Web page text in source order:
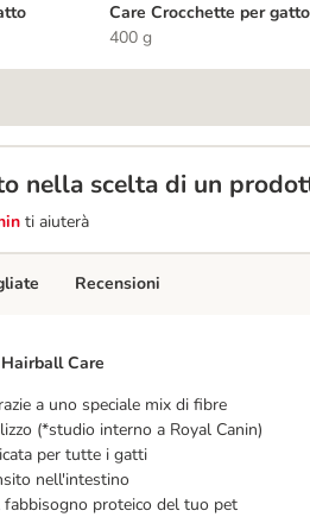
Care Crocchette per gatto
400 g
nella scelta di un
ti aiuterà
Care
a uno speciale mix di fibre
(*studio interno a Royal Canin)
per tutte i gatti
nell'intestino
proteico del tuo pet
Recensioni